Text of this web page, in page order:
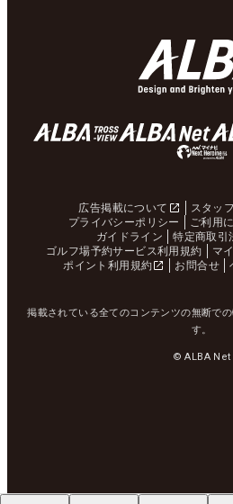
広告掲載について スタッ
プライバシーポリシー
ご利用
ガイドライン
特定商取引
ゴルフ場予約サービス利用規約
マ
ポイント利用規約
お問合せ
掲載されている全てのコンテンツの無断で
す。
© ALBA Net